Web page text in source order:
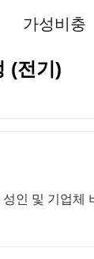
가성비충
(전기)
인 및 기업체